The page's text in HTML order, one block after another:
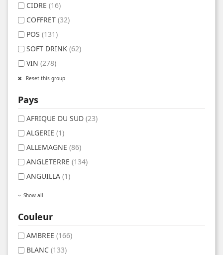
CIDRE (16)
COFFRET (32)
POS (131)
SOFT DRINK (62)
VIN (278)
Reset this group
Pays
AFRIQUE DU SUD (23)
ALGERIE (1)
ALLEMAGNE (86)
ANGLETERRE (134)
ANGUILLA (1)
Show all
Couleur
AMBREE (166)
BLANC (133)